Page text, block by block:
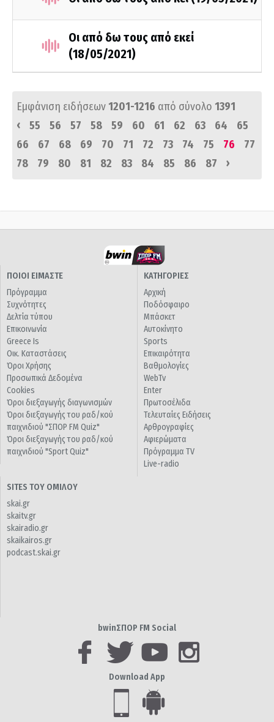
Οι από δω τους από εκεί
(18/05/2021)
Εμφάνιση ειδήσεων1201-1216 από σύνολο 1391
‹
55 56 57 58 59 60 61 62 63 64
65
66
67 68 69 70 71 72 73 74 75 76
77
78
79 80 81 82 83 84 85 86 87 ›
ΠΟΙΟΙ ΕΙΜΑΣΤΕ
Πρόγραμμα
Συχνότητες
Δελτία τύπου
Επικοινωνία
Greece Is
Οικ. Καταστάσεις
Όροι Χρήσης
Προσωπικά Δεδομένα
Cookies
Όροι διεξαγωγής διαγωνισμών
Όροι διεξαγωγής του ραδ/κού
παιχνιδιού "ΣΠΟΡ FM Quiz"
Όροι διεξαγωγής του ραδ/κού
παιχνιδιού "Sport Quiz"
ΚΑΤΗΓΟΡΙΕΣ
Αρχική
Ποδόσφαιρο
Μπάσκετ
Αυτοκίνητο
Sports
Επικαιρότητα
Βαθμολογίες
WebTv
Enter
Πρωτοσέλιδα
Τελευταίες Ειδήσεις
Αρθρογραφίες
Αφιερώματα
Πρόγραμμα TV
Live-radio
SITES ΤΟΥ ΟΜΙΛΟΥ
skai.gr
skaitv.gr
skairadio.gr
skaikairos.gr
podcast.skai.gr
bwinΣΠΟΡ FM Social
Download App